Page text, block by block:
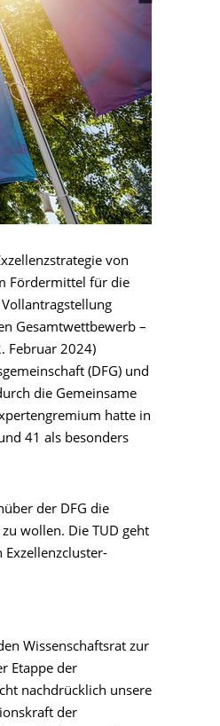
von
Fördermittel für die
Gesamtwettbewerb –
Februar 2024)
(DFG) und
die Gemeinsame
hatte in
41 als besonders
der DFG die
wollen. Die TUD geht
Wissenschaftsrat zur
Etappe der
nachdrücklich unsere
der